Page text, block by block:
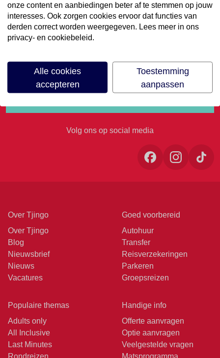
volgende vakantie
Meld je aan voor onze nieuwsbrief
Volg ons op social media
Over Tjingo
Over Tjingo
Blog
Nieuwsbrief
Nieuws
Vacatures
Goed voorbereid
Autohuur
Transfer
Reisverzekeringen
Parkeren
Groepsreizen
Populaire themas
Adults only
All Inclusive
Last Minutes
Rondreizen
Handige info
Offerte aanvragen
Optie aanvragen
Veelgestelde vragen
Matsprogramma
onze content en aanbiedingen beter af te stemmen op jouw
interesses. Ook zorgen cookies ervoor dat functies van
derden correct worden weergegeven. Lees meer in ons
privacy- en cookiebeleid.
Alle cookies
accepteren
Toestemming
aanpassen